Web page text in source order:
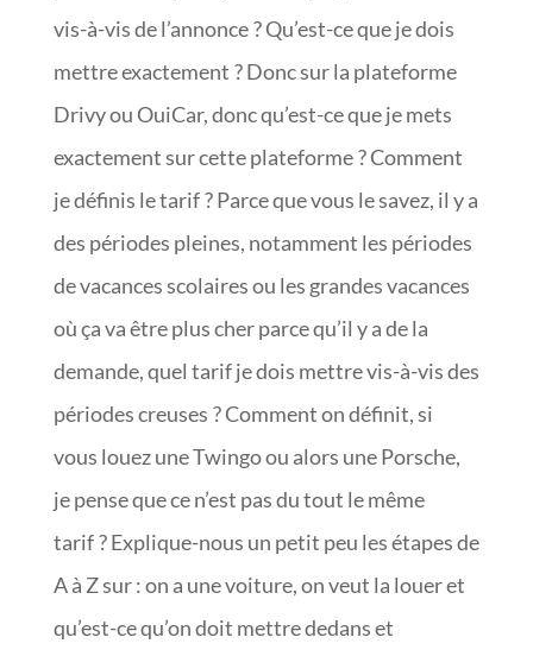
vis-à-vis de l’annonce ? Qu’est-ce que je dois
mettre exactement ? Donc sur la plateforme
Drivy ou OuiCar, donc qu’est-ce que je mets
exactement sur cette plateforme ? Comment
je définis le tarif ? Parce que vous le savez, il y a
des périodes pleines, notamment les périodes
de vacances scolaires ou les grandes vacances
où ça va être plus cher parce qu’il y a de la
demande, quel tarif je dois mettre vis-à-vis des
périodes creuses ? Comment on définit, si
vous louez une Twingo ou alors une Porsche,
je pense que ce n’est pas du tout le même
tarif ? Explique-nous un petit peu les étapes de
A à Z sur : on a une voiture, on veut la louer et
qu’est-ce qu’on doit mettre dedans et